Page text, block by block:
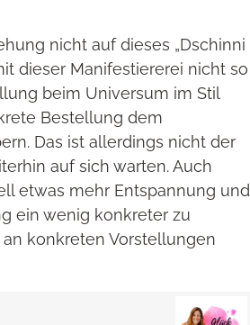
nicht auf dieses „Dschinni
dieser Manifestiererei nicht so
beim Universum im Stil
Bestellung dem
Das ist allerdings nicht der
auf sich warten. Auch
etwas mehr Entspannung und
ein wenig konkreter zu
konkreten Vorstellungen